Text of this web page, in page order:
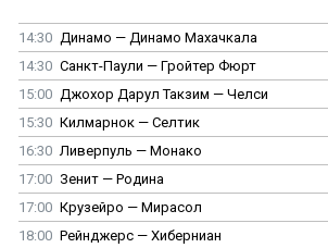
14:30 Динамо — Динамо Махачкала
14:30 Санкт-Паули — Гройтер Фюрт
15:00 Джохор Дарул Такзим — Челси
15:30 Килмарнок — Селтик
16:30 Ливерпуль — Монако
17:00 Зенит — Родина
17:00 Крузейро — Мирасол
18:00 Рейнджерс — Хиберниан